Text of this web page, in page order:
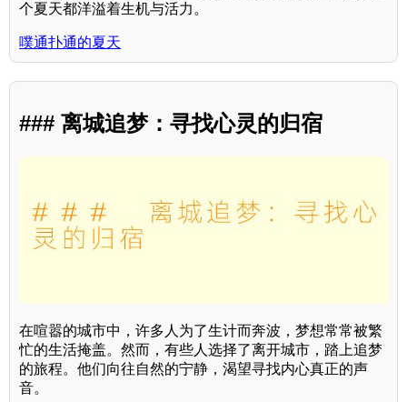
个夏天都洋溢着生机与活力。
噗通扑通的夏天
### 离城追梦：寻找心灵的归宿
在喧嚣的城市中，许多人为了生计而奔波，梦想常常被繁
忙的生活掩盖。然而，有些人选择了离开城市，踏上追梦
的旅程。他们向往自然的宁静，渴望寻找内心真正的声
音。